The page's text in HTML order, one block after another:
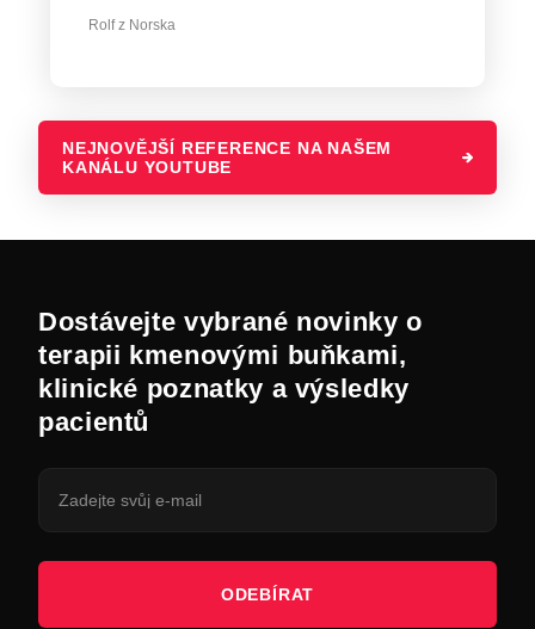
Rolf z Norska
NEJNOVĚJŠÍ REFERENCE NA NAŠEM
KANÁLU YOUTUBE
Dostávejte vybrané novinky o
terapii kmenovými buňkami,
klinické poznatky a výsledky
pacientů
ODEBÍRAT